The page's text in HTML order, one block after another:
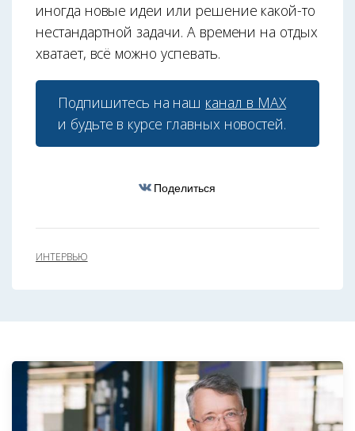
иногда новые идеи или решение какой-то
нестандартной задачи. А времени на отдых
хватает, всё можно успевать.
Подпишитесь на наш канал в МАХ
и будьте в курсе главных новостей.
Поделиться
ИНТЕРВЬЮ